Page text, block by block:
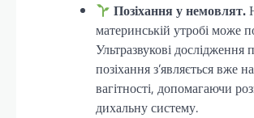
Позіхання у немовлят.
материнській утробі може
Ультразвукові
позіхання з’являється вже
вагітності, допомагаючи
дихальну систему.